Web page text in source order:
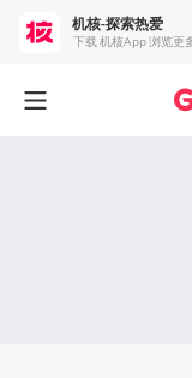
机核-探索热爱
下载 机核App 浏览更